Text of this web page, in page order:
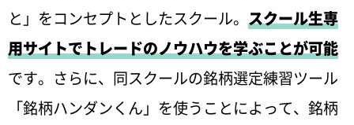
と」をコンセプトとしたスクール。 スクール生専
用サイトでトレードのノウハウを学ぶことが可能
です。さらに、同スクールの銘柄選定練習ツール
「銘柄ハンダンくん」を使うことによって、銘柄